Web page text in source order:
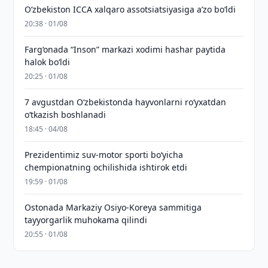
O‘zbekiston ICCA xalqaro assotsiatsiyasiga aʼzo bo‘ldi
20:38 · 01/08
Farg‘onada “Inson” markazi xodimi hashar paytida
halok bo‘ldi
20:25 · 01/08
7 avgustdan O‘zbekistonda hayvonlarni ro‘yxatdan
o‘tkazish boshlanadi
18:45 · 04/08
Prezidentimiz suv-motor sporti bo‘yicha
chempionatning ochilishida ishtirok etdi
19:59 · 01/08
Ostonada Markaziy Osiyo-Koreya sammitiga
tayyorgarlik muhokama qilindi
20:55 · 01/08